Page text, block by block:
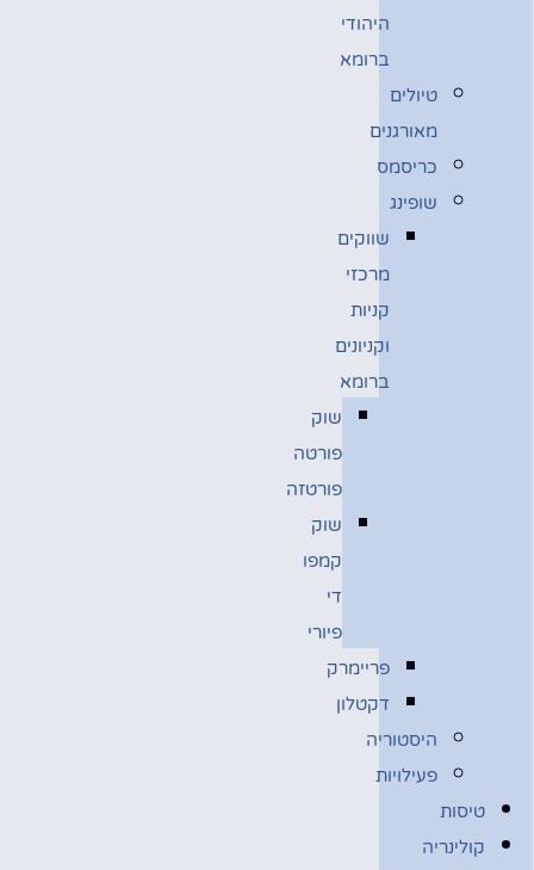
היהודי
ברומא
טיולים
מאורגנים
כריסמס
שופינג
שווקים
מרכזי
קניות
וקניונים
ברומא
שוק
פורטה
פורטזה
שוק
קמפו
די
פיורי
פריימרק
דקטלון
היסטוריה
פעילויות
טיסות
קולינריה